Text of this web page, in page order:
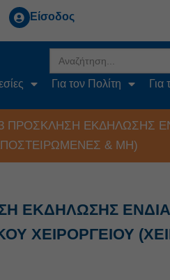
Είσοδος
for:
Για τον Πολίτη
ΠΡΟΣΚΛΗΣΗ ΕΚΔΗΛΩΣΗΣ
& ΜΗ)
ΕΚΔΗΛΩΣΗΣ
ΧΕΙΡΟΡΓΕΙΟΥ